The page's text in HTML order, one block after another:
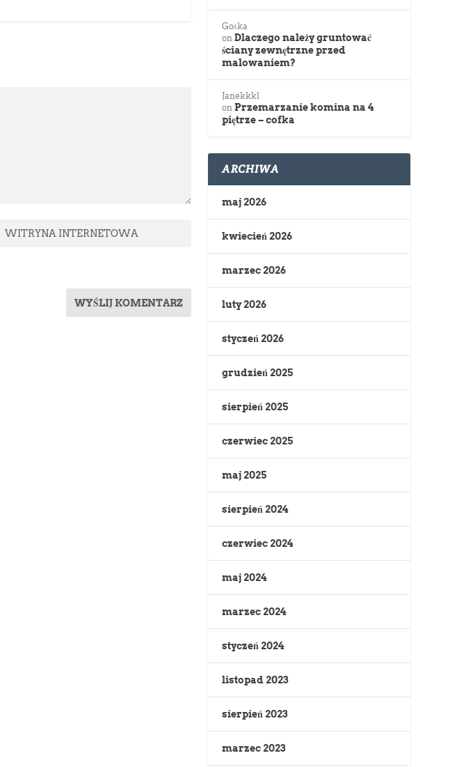
Gośka
onDlaczego należy gruntować
ściany zewnętrzne przed
malowaniem?
Janekkkl
onPrzemarzanie komina na 4
piętrze – cofka
ARCHIWA
maj 2026
kwiecień 2026
marzec 2026
luty 2026
styczeń 2026
grudzień 2025
sierpień 2025
czerwiec 2025
maj 2025
sierpień 2024
czerwiec 2024
maj 2024
marzec 2024
styczeń 2024
listopad 2023
sierpień 2023
marzec 2023